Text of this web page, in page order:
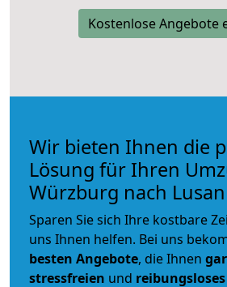
Kostenlose Angebote
Wir bieten Ihnen die
Lösung für Ihren
Würzburg nach
Sparen Sie sich Ihre kostbare
uns Ihnen helfen. Bei uns
besten Angebote, die Ihnen
stressfreien und reibungsloses